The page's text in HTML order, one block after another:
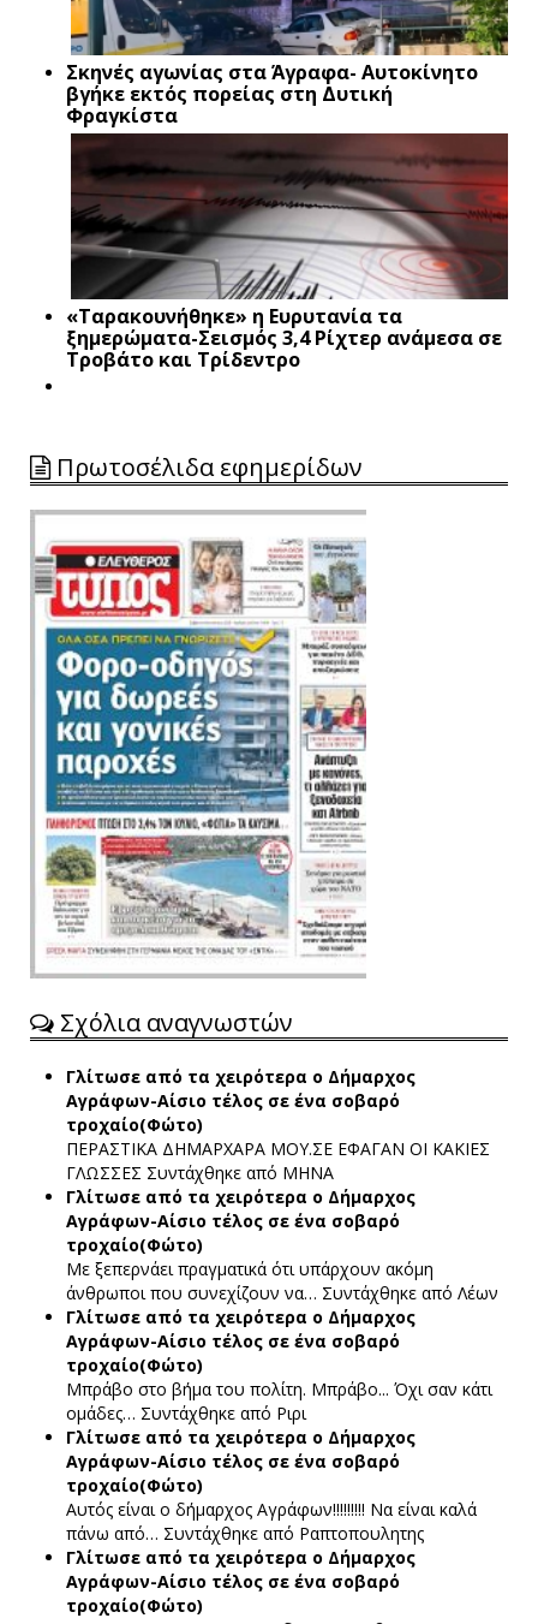
Σκηνές αγωνίας στα Άγραφα- Αυτοκίνητο
βγήκε εκτός πορείας στη Δυτική
Φραγκίστα
«Ταρακουνήθηκε» η Ευρυτανία τα
ξημερώματα-Σεισμός 3,4 Ρίχτερ ανάμεσα σε
Τροβάτο και Τρίδεντρο
Πρωτοσέλιδα εφημερίδων
Σχόλια αναγνωστών
Γλίτωσε από τα χειρότερα ο Δήμαρχος
Αγράφων-Αίσιο τέλος σε ένα σοβαρό
τροχαίο(Φώτο)
ΠΕΡΑΣΤΙΚΑ ΔΗΜΑΡΧΑΡΑ ΜΟΥ.ΣΕ ΕΦΑΓΑΝ ΟΙ ΚΑΚΙΕΣ
ΓΛΩΣΣΕΣ Συντάχθηκε από ΜΗΝΑ
Γλίτωσε από τα χειρότερα ο Δήμαρχος
Αγράφων-Αίσιο τέλος σε ένα σοβαρό
τροχαίο(Φώτο)
Με ξεπερνάει πραγματικά ότι υπάρχουν ακόμη
άνθρωποι που συνεχίζουν να… Συντάχθηκε από Λέων
Γλίτωσε από τα χειρότερα ο Δήμαρχος
Αγράφων-Αίσιο τέλος σε ένα σοβαρό
τροχαίο(Φώτο)
Μπράβο στο βήμα του πολίτη. Μπράβο... Όχι σαν κάτι
ομάδες… Συντάχθηκε από Ριρι
Γλίτωσε από τα χειρότερα ο Δήμαρχος
Αγράφων-Αίσιο τέλος σε ένα σοβαρό
τροχαίο(Φώτο)
Αυτός είναι ο δήμαρχος Αγράφων!!!!!!!!! Να είναι καλά
πάνω από… Συντάχθηκε από Ραπτοπουλητης
Γλίτωσε από τα χειρότερα ο Δήμαρχος
Αγράφων-Αίσιο τέλος σε ένα σοβαρό
τροχαίο(Φώτο)